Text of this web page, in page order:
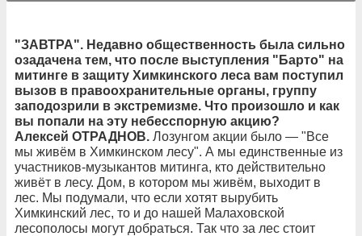
"ЗАВТРА". Недавно общественность была сильно
озадачена тем, что после выступления "Барто" на
митинге в защиту Химкинского леса вам поступил
вызов в правоохранительные органы, группу
заподозрили в экстремизме. Что произошло и как
вы попали на эту небесспорную акцию?
Алексей ОТРАДНОВ. Лозунгом акции было — "Все
мы живём в Химкинском лесу". А мы единственные из
участников-музыкантов митинга, кто действительно
живёт в лесу. Дом, в котором мы живём, выходит в
лес. Мы подумали, что если хотят вырубить
Химкинский лес, то и до нашей Малаховской
лесополосы могут добраться. Так что за лес стоит